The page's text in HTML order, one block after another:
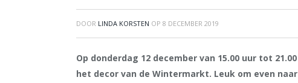
DOOR LINDA KORSTEN OP 8 DECEMBER 2019
Op donderdag 12 december van 15.00 uur tot
het decor van de Wintermarkt. Leuk om even